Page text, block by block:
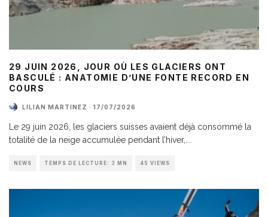
29 JUIN 2026, JOUR OÙ LES GLACIERS ONT
BASCULÉ : ANATOMIE D’UNE FONTE RECORD EN
COURS
LILIAN MARTINEZ · 17/07/2026
Le 29 juin 2026, les glaciers suisses avaient déjà consommé la
totalité de la neige accumulée pendant l’hiver,
NEWS TEMPS DE LECTURE: 3 MN 45 VIEWS